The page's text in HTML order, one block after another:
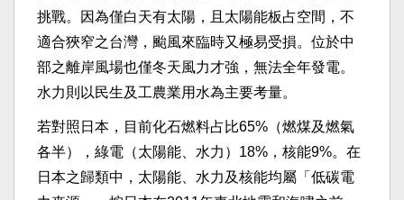
挑戰。因為僅白天有太陽，且太陽能板占空間，不
適合狹窄之台灣，颱風來臨時又極易受損。位於中
部之離岸風場也僅冬天風力才強，無法全年發電。
水力則以民生及工農業用水為主要考量。
若對照日本，目前化石燃料占比65%（燃煤及燃氣
各半），綠電（太陽能、水力）18%，核能9%。在
日本之歸類中，太陽能、水力及核能均屬「低碳電